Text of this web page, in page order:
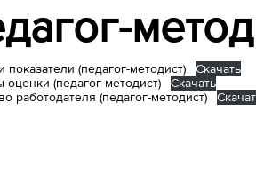
показатели (педагог-методист)
Скачать
оценки (педагог-методист)
Скачать
работодателя (педагог-методист)